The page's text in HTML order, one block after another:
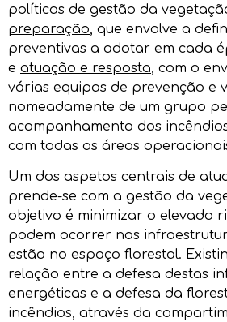
políticas de gestão da
preparação, que envolve a
preventivas a adotar em cada
e atuação e resposta, com o
várias equipas de prevenção e
nomeadamente de um grupo
acompanhamento dos
com todas as áreas
Um dos aspetos centrais de
prende-se com a gestão da
objetivo é minimizar o elevado
podem ocorrer nas
estão no espaço florestal.
relação entre a defesa destas
energéticas e a defesa da
incêndios, através da